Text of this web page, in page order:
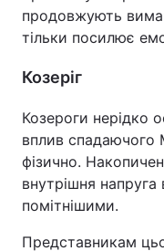
продовжують
тільки посилює
Козеріг
Козероги нерідко
вплив спадаючого
фізично.
внутрішня
помітнішими.
Представникам